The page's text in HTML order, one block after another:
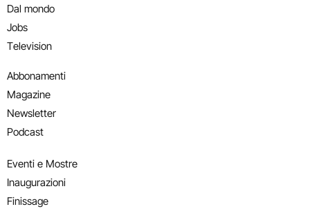
Dal mondo
Jobs
Television
Abbonamenti
Magazine
Newsletter
Podcast
Eventi e Mostre
Inaugurazioni
Finissage